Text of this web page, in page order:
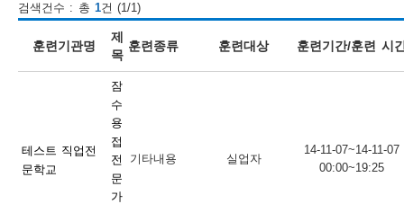
보
보
련
우
내
검색건수 : 총 1건 (1/1)
훈련기관명
제
목
훈련종류 훈련대상 훈련기간/훈련 시
테스트 직업전
문학교
잠
수
용
접
전
문
가
기타내용 실업자
14-11-07~14-11-07
00:00~19:25
훈
련